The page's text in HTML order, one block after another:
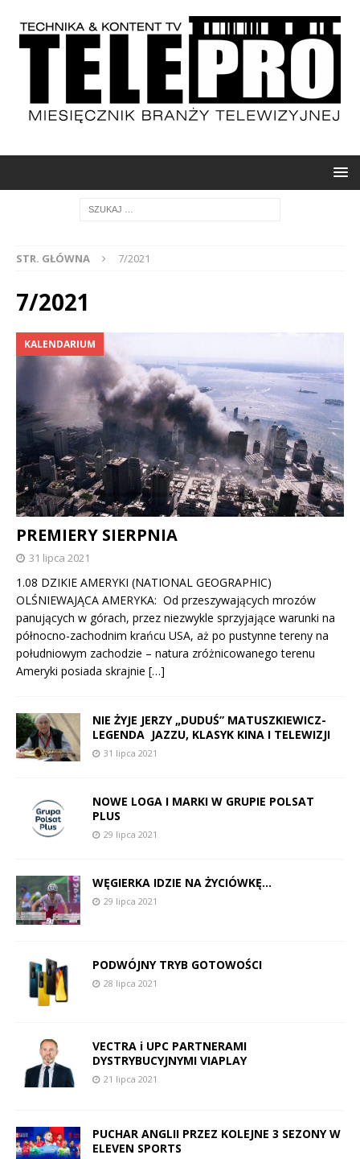
STR. GŁÓWNA 7/2021
7/2021
KALENDARIUM
PREMIERY SIERPNIA
31 lipca 2021
1.08 DZIKIE AMERYKI (NATIONAL GEOGRAPHIC)
OLŚNIEWAJĄCA AMERYKA: Od przeszywających mrozów
panujących w górach, przez niezwykle sprzyjające warunki na
północno-zachodnim krańcu USA, aż po pustynne tereny na
południowym zachodzie – natura zróżnicowanego terenu
Ameryki posiada skrajnie […]
NIE ŻYJE JERZY „DUDUŚ” MATUSZKIEWICZ-
LEGENDA JAZZU, KLASYK KINA I TELEWIZJI
31 lipca 2021
NOWE LOGA I MARKI W GRUPIE POLSAT
PLUS
29 lipca 2021
WĘGIERKA IDZIE NA ŻYCIÓWKĘ…
29 lipca 2021
PODWÓJNY TRYB GOTOWOŚCI
28 lipca 2021
VECTRA i UPC PARTNERAMI
DYSTRYBUCYJNYMI VIAPLAY
21 lipca 2021
PUCHAR ANGLII PRZEZ KOLEJNE 3 SEZONY W
ELEVEN SPORTS